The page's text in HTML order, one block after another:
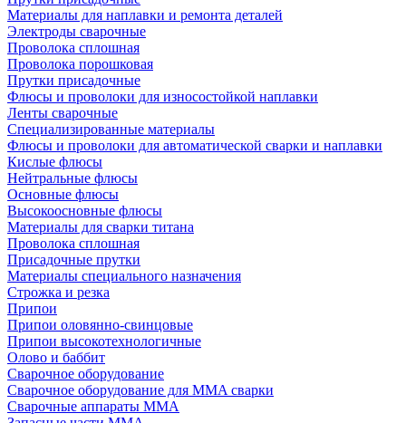
Материалы для наплавки и ремонта деталей
Электроды сварочные
Проволока сплошная
Проволока порошковая
Прутки присадочные
Флюсы и проволоки для износостойкой наплавки
Ленты сварочные
Специализированные материалы
Флюсы и проволоки для автоматической сварки и наплавки
Кислые флюсы
Нейтральные флюсы
Основные флюсы
Высокоосновные флюсы
Материалы для сварки титана
Проволока сплошная
Присадочные прутки
Материалы специального назначения
Строжка и резка
Припои
Припои оловянно-свинцовые
Припои высокотехнологичные
Олово и баббит
Сварочное оборудование
Сварочное оборудование для MMA сварки
Сварочные аппараты MMA